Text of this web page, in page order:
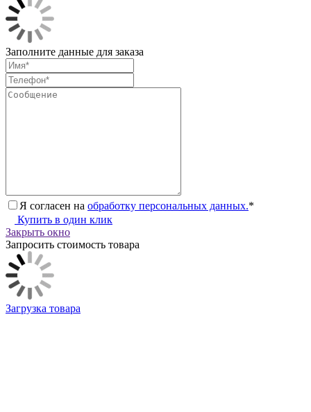
Заполните данные для заказа
Я согласен на обработку персональных данных.*
Купить в один клик
Закрыть окно
Запросить стоимость товара
Загрузка товара